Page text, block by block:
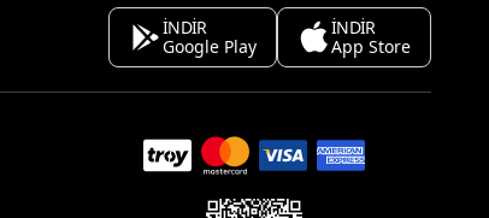
İNDİR
Google Play
İNDİR
App Store